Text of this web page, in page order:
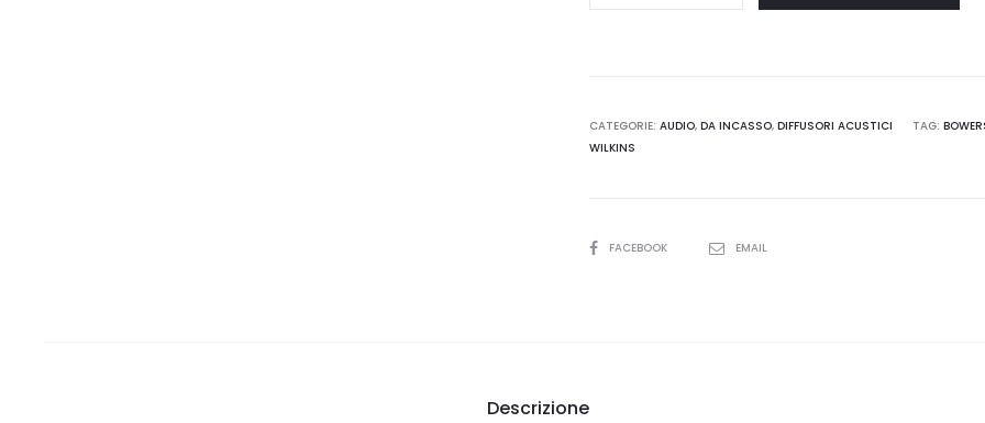
€850,00.
€765,00.
CATEGORIE:AUDIO,DA INCASSO,DIFFUSORI ACUSTICI TAG:
WILKINS
SHAREFACEBOOK EMAIL
Descrizione